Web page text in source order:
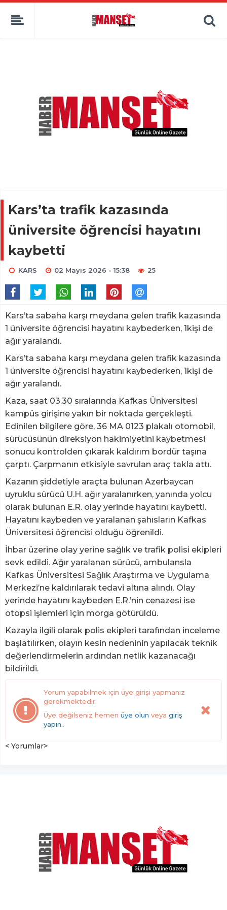
Kars’ta trafik kazasında
üniversite öğrencisi hayatını
kaybetti
KARS 02 Mayıs 2026 - 15:38 25
Kars’ta sabaha karşı meydana gelen trafik kazasında
1 üniversite öğrencisi hayatını kaybederken, 1kişi de
ağır yaralandı.
Kars’ta sabaha karşı meydana gelen trafik kazasında
1 üniversite öğrencisi hayatını kaybederken, 1kişi de
ağır yaralandı.
Kaza, saat 03.30 sıralarında Kafkas Üniversitesi
kampüs girişine yakın bir noktada gerçekleşti.
Edinilen bilgilere göre, 36 MA 0123 plakalı otomobil,
sürücüsünün direksiyon hakimiyetini kaybetmesi
sonucu kontrolden çıkarak kaldırım bordür taşına
çarptı. Çarpmanın etkisiyle savrulan araç takla attı.
Kazanın şiddetiyle araçta bulunan Azerbaycan
uyruklu sürücü U.H. ağır yaralanırken, yanında yolcu
olarak bulunan E.R. olay yerinde hayatını kaybetti.
Hayatını kaybeden ve yaralanan şahısların Kafkas
Üniversitesi öğrencisi olduğu öğrenildi.
İhbar üzerine olay yerine sağlık ve trafik polisi ekipleri
sevk edildi. Ağır yaralanan sürücü, ambulansla
Kafkas Üniversitesi Sağlık Araştırma ve Uygulama
Merkezi’ne kaldırılarak tedavi altına alındı. Olay
yerinde hayatını kaybeden E.R.’nin cenazesi ise
otopsi işlemleri için morga götürüldü.
Kazayla ilgili olarak polis ekipleri tarafından inceleme
başlatılırken, olayın kesin nedeninin yapılacak teknik
değerlendirmelerin ardından netlik kazanacağı
bildirildi.
Yorum yapabilmek için üye girişi yapmanız
gerekmektedir.
Üye değilseniz hemen üye olun veya giriş
yapın..
< Yorumlar>